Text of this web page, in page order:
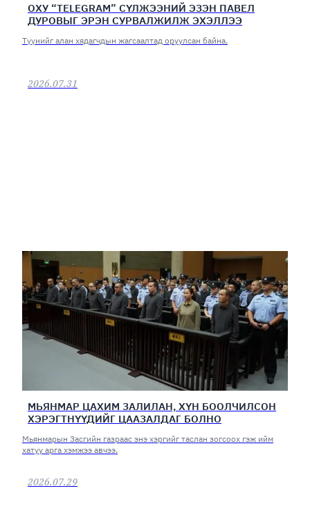
ОХУ “TELEGRAM” СҮЛЖЭЭНИЙ ЭЗЭН ПАВЕЛ
ДУРОВЫГ ЭРЭН СУРВАЛЖИЛЖ ЭХЭЛЛЭЭ
Түүнийг алан хядагчдын жагсаалтад оруулсан байна.
2026.07.31
МЬЯНМАР ЦАХИМ ЗАЛИЛАН, ХҮН БООЛЧИЛСОН
ХЭРЭГТНҮҮДИЙГ ЦААЗАЛДАГ БОЛНО
Мьянмарын Засгийн газраас энэ хэргийг таслан зогсоох гэж ийм
хатуу арга хэмжээ авчээ.
2026.07.29